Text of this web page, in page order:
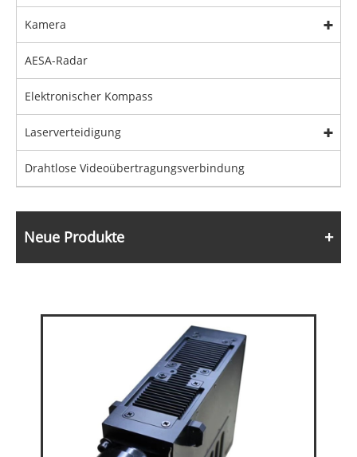
Kamera
AESA-Radar
Elektronischer Kompass
Laserverteidigung
Drahtlose Videoübertragungsverbindung
Neue Produkte